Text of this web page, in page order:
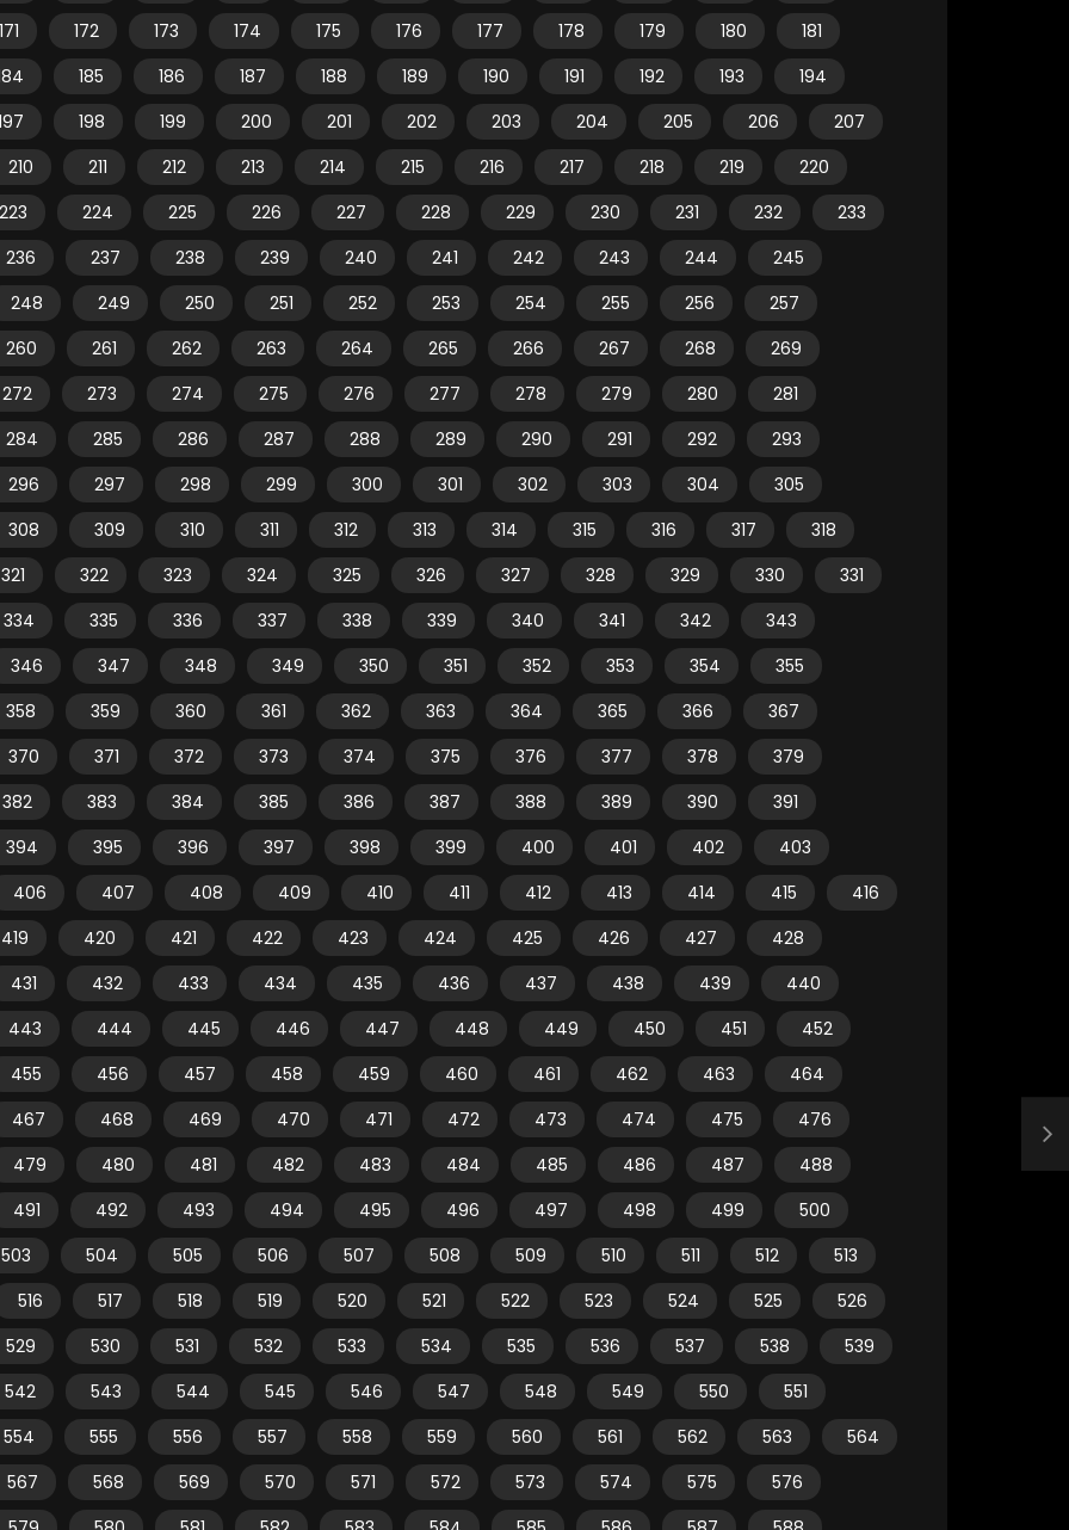
171
172 173 174 175 176 177 178 179 180
181
185 186 187 188 189 190 191 192 193
194
198 199 200 201 202 203 204 205 206
207
210
211 212 213 214 215 216 217 218 219
220
223
224 225 226 227 228 229 230 231 232
233
236
237 238 239 240 241 242 243 244
245
248
249 250 251 252 253 254 255 256
257
260
261 262 263 264 265 266 267 268
269
272
273 274 275 276 277 278 279 280
281
284
285 286 287 288 289 290 291 292
293
296
297 298 299 300 301 302 303 304
305
308
309 310 311 312 313 314 315 316 317
318
321
322 323 324 325 326 327 328 329 330
331
334
335 336 337 338 339 340 341 342
343
346
347 348 349 350 351 352 353 354
355
358
359 360 361 362 363 364 365 366
367
370
371 372 373 374 375 376 377 378
379
382
383 384 385 386 387 388 389 390
391
394
395 396 397 398 399 400 401 402
403
406
407 408 409 410 411 412 413 414 415
416
419
420 421 422 423 424 425 426 427
428
431
432 433 434 435 436 437 438 439
440
443
444 445 446 447 448 449 450 451
452
455
456 457 458 459 460 461 462 463
464
467
468 469 470 471 472 473 474 475
476
479
480 481 482 483 484 485 486 487
488
491
492 493 494 495 496 497 498 499
500
503
504 505 506 507 508 509 510 511 512
513
516
517 518 519 520 521 522 523 524 525
526
529
530 531 532 533 534 535 536 537 538
539
542
543 544 545 546 547 548 549 550
551
554
555 556 557 558 559 560 561 562 563
564
567
568 569 570 571 572 573 574 575
576